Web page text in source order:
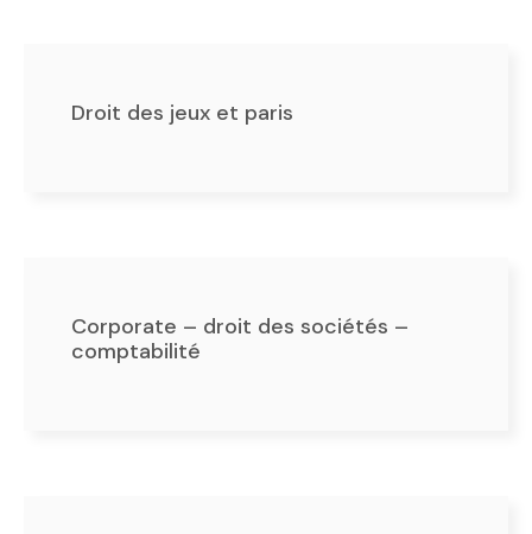
Droit des jeux et paris
Corporate – droit des sociétés –
comptabilité